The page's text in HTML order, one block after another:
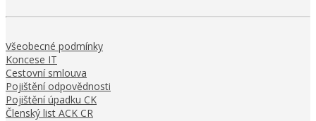
Všeobecné podmínky
Koncese IT
Cestovní smlouva
Pojištění odpovědnosti
Pojištění úpadku CK
Členský list ACK CR